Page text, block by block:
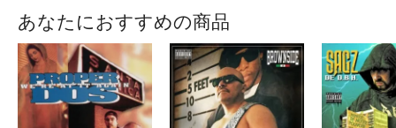
あなたにおすすめの商品